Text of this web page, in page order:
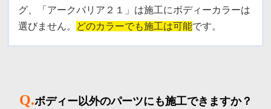
グ、「アークバリア２１」は施工にボディーカラーは
選びません。
どのカラーでも施工は可能です。
Q.ボディー以外のパーツにも施工できますか？